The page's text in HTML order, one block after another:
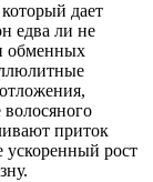
дает
едва ли не
обменных
приток
ускоренный рост